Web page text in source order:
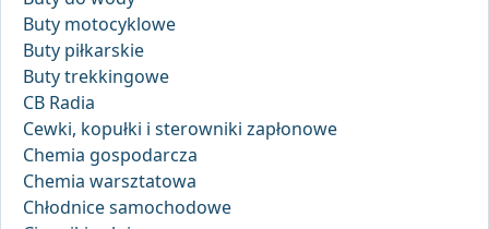
Buty motocyklowe
Buty piłkarskie
Buty trekkingowe
CB Radia
Cewki, kopułki i sterowniki zapłonowe
Chemia gospodarcza
Chemia warsztatowa
Chłodnice samochodowe